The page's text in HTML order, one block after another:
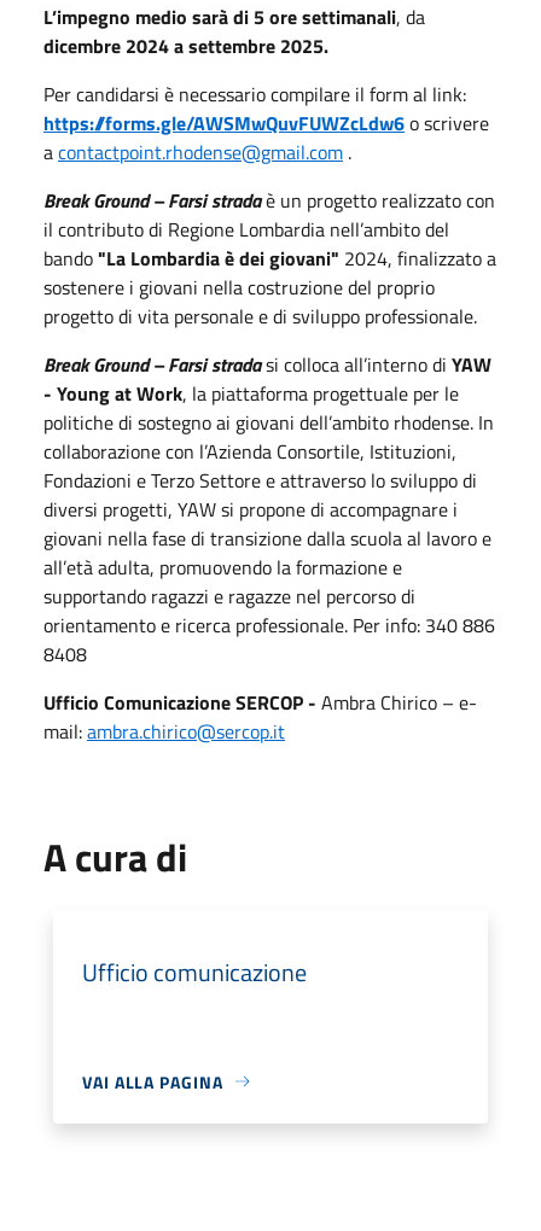
L’impegno medio sarà di 5 ore settimanali, da
dicembre 2024 a settembre 2025.
Per candidarsi è necessario compilare il form al link:
https://forms.gle/AWSMwQuvFUWZcLdw6o scrivere
acontactpoint.rhodense@gmail.com .
Break Ground – Farsi stradaè un progetto realizzato con
il contributo di Regione Lombardia nell’ambito del
bando"La Lombardia è dei giovani" 2024, finalizzato a
sostenere i giovani nella costruzione del proprio
progetto di vita personale e di sviluppo professionale.
Break Ground – Farsi stradasi colloca all’internodi YAW
- Young at Work, la piattaforma progettuale per le
politiche di sostegno ai giovani dell’ambito rhodense. In
collaborazione con l’Azienda Consortile, Istituzioni,
Fondazioni e Terzo Settore e attraverso lo sviluppo di
diversi progetti, YAW si propone di accompagnare i
giovani nella fase di transizione dalla scuola al lavoro e
all’età adulta, promuovendo la formazione e
supportando ragazzi e ragazze nel percorso di
orientamento e ricerca professionale. Per info: 340 886
8408
Ufficio Comunicazione SERCOP - Ambra Chirico – e-
mail:ambra.chirico@sercop.it
A cura di
Ufficio comunicazione
VAI ALLA PAGINA